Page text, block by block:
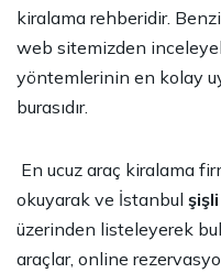
kiralama rehberidir.
web sitemizden
yöntemlerinin en kolay
burasıdır.
En ucuz araç kiralama
okuyarak ve İstanbul
üzerinden listeleyerek
araçlar, online